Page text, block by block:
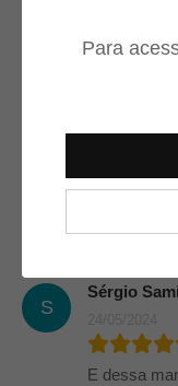
Para
Tem sentido
Marcos
S
Sérgio
E dessa